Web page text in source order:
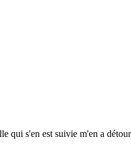
qui s'en est suivie m'en a